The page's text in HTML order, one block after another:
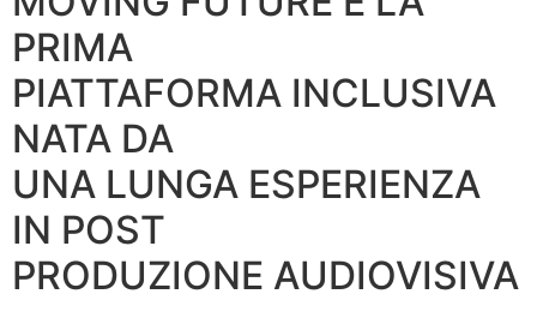
PRIMA
PIATTAFORMA INCLUSIVA
NATA DA
UNA LUNGA ESPERIENZA
IN POST
PRODUZIONE AUDIOVISIVA